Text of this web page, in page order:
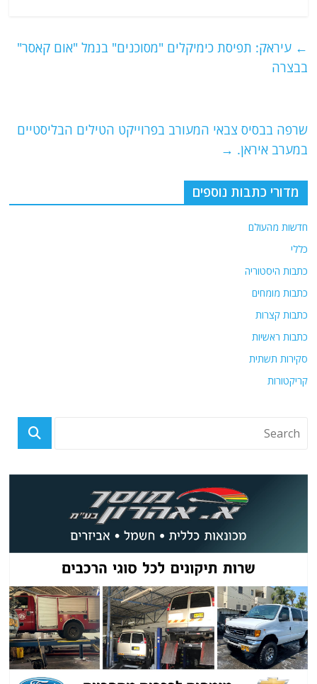
s
g
l
er
e
k
← עיראק: תפיסת כימיקלים "מסוכנים" בנמל "אום קאסר"
בבצרה
שרפה בבסיס צבאי המעורב בפרוייקט הטילים הבליסטיים
במערב איראן. →
מדורי כתבות נוספים
חדשות מהעולם
כללי
כתבות היסטוריה
כתבות מומחים
כתבות קצרות
כתבות ראשיות
סקירות תשתית
קריקטורות